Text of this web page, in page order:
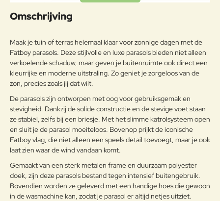
Uw naam:
g:
Note:HTML-code wordt niet vertaald!
Waardering:
Waarderin
g:
Slecht Goed
Verder
Omschrijving
Maak je tuin of terras helemaal klaar voor zonnige dagen met de
Fatboy parasols. Deze stijlvolle en luxe parasols bieden niet alleen
verkoelende schaduw, maar geven je buitenruimte ook direct een
kleurrijke en moderne uitstraling. Zo geniet je zorgeloos van de
zon, precies zoals jij dat wilt.
De parasols zijn ontworpen met oog voor gebruiksgemak en
stevigheid. Dankzij de solide constructie en de stevige voet staan
ze stabiel, zelfs bij een briesje. Met het slimme katrolsysteem open
en sluit je de parasol moeiteloos. Bovenop prijkt de iconische
Fatboy vlag, die niet alleen een speels detail toevoegt, maar je ook
laat zien waar de wind vandaan komt.
Gemaakt van een sterk metalen frame en duurzaam polyester
doek, zijn deze parasols bestand tegen intensief buitengebruik.
Bovendien worden ze geleverd met een handige hoes die gewoon
in de wasmachine kan, zodat je parasol er altijd netjes uitziet.